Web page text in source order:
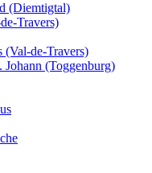
(Diemtigtal)
Travers)
(Val-de-Travers)
(Toggenburg)